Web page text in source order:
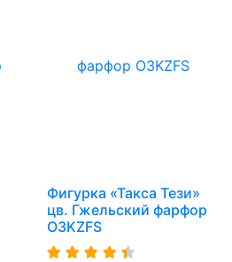
Фигурка «Такса Тези»
цв. Гжельский фарфор
O3KZFS